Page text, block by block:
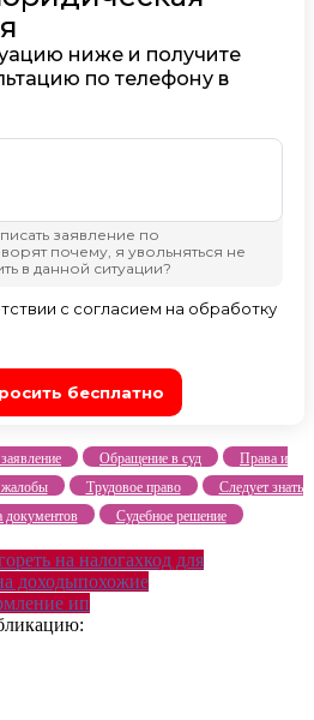
Обращение в суд
Права и
жалобы Трудовое право
Следует знать
документов Судебное решение
на налогахкод для
доходыпохожие
ип